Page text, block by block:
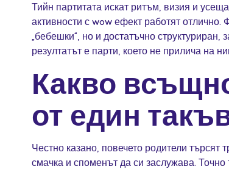
Тийн партитата искат ритъм, визия и
активности с wow ефект работят
„бебешки“, но и достатъчно
резултатът е парти, което не прилича на
Какво
от един
Честно казано, повечето родители търсят
смачка и споменът да си заслужава. Точно